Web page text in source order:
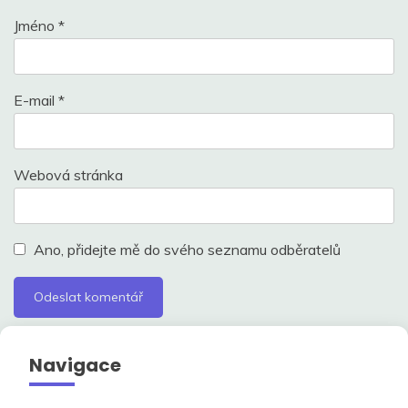
Jméno *
E-mail *
Webová stránka
Ano, přidejte mě do svého seznamu odběratelů
Navigace